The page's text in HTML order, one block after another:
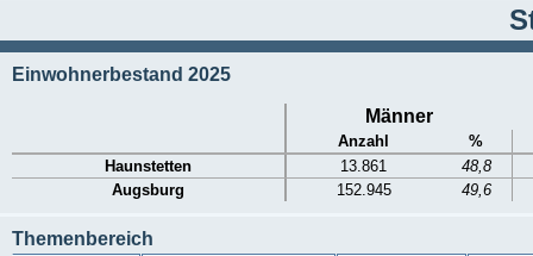
Einwohnerbestand 2025
Männer
Anzahl
%
Haunstetten
13.861
48,8
Augsburg
152.945 49,6
Themenbereich